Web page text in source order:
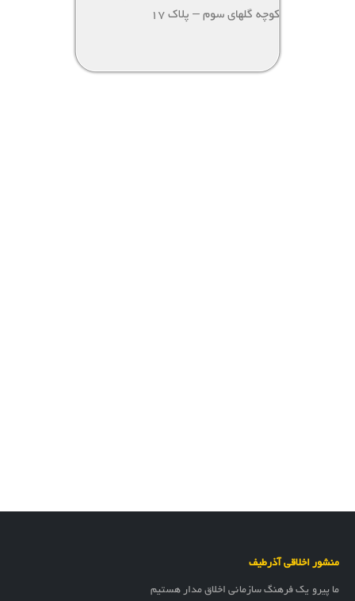
کوچه گلهای سوم – پلاک ۱۷
منشور اخلاقی آذرطیف
ما پیرو یک فرهنگ سازمانی اخلاق مدار هستیم